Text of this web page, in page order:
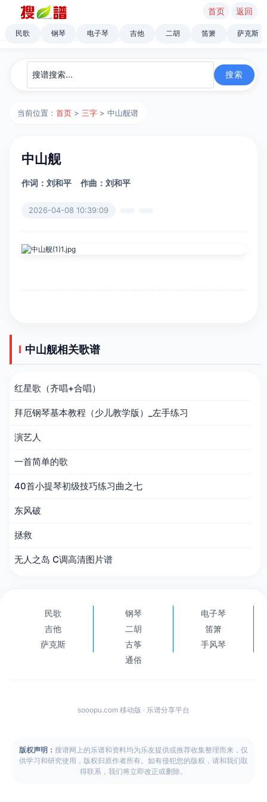
首页 返回
民歌 钢琴 电子琴 吉他 二胡 笛箫 萨克斯
当前位置：首页 > 三字 > 中山舰谱
中山舰
作词：刘和平 作曲：刘和平
2026-04-08 10:39:09
中山舰相关歌谱
红星歌（齐唱+合唱）
拜厄钢琴基本教程（少儿教学版）_左手练习
演艺人
一首简单的歌
40首小提琴初级技巧练习曲之七
东风破
拯救
无人之岛 C调高清图片谱
民歌 钢琴
电子琴
吉他
二胡
笛箫
萨克斯
古筝
手风琴
通俗
sooopu.com 移动版 · 乐谱分享平台
版权声明： 搜谱网上的乐谱和资料均为乐友提供或推荐收集整理而来，仅
供学习和研究使用，版权归原作者所有。如有侵犯您的版权，请和我们取
得联系，我们将立即改正或删除。